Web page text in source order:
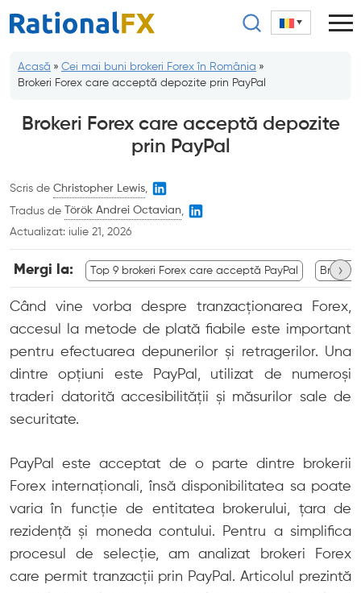
Sari
la
Acasă » Cei mai buni brokeri Forex în România »
Brokeri Forex care acceptă depozite prin PayPal
Brokeri Forex care acceptă depozite
prin PayPal
Scris de Christopher Lewis
Tradus de
Török Andrei Octavian
Actualizat: iulie 21, 2026
Mergi la: Top 9 brokeri Forex care acceptă PayPal Brokeri
›
Când vine vorba despre tranzacționarea Forex,
accesul la metode de plată fiabile este important
pentru efectuarea depunerilor și retragerilor. Una
dintre opțiuni este PayPal, utilizat de numeroși
traderi datorită accesibilității și măsurilor sale de
securitate.
PayPal este acceptat de o parte dintre brokerii
Forex internaționali, însă disponibilitatea sa poate
varia în funcție de entitatea brokerului, țara de
rezidență și moneda contului. Pentru a simplifica
procesul de selecție, am analizat brokeri Forex
care permit tranzacții prin PayPal. Articolul prezintă